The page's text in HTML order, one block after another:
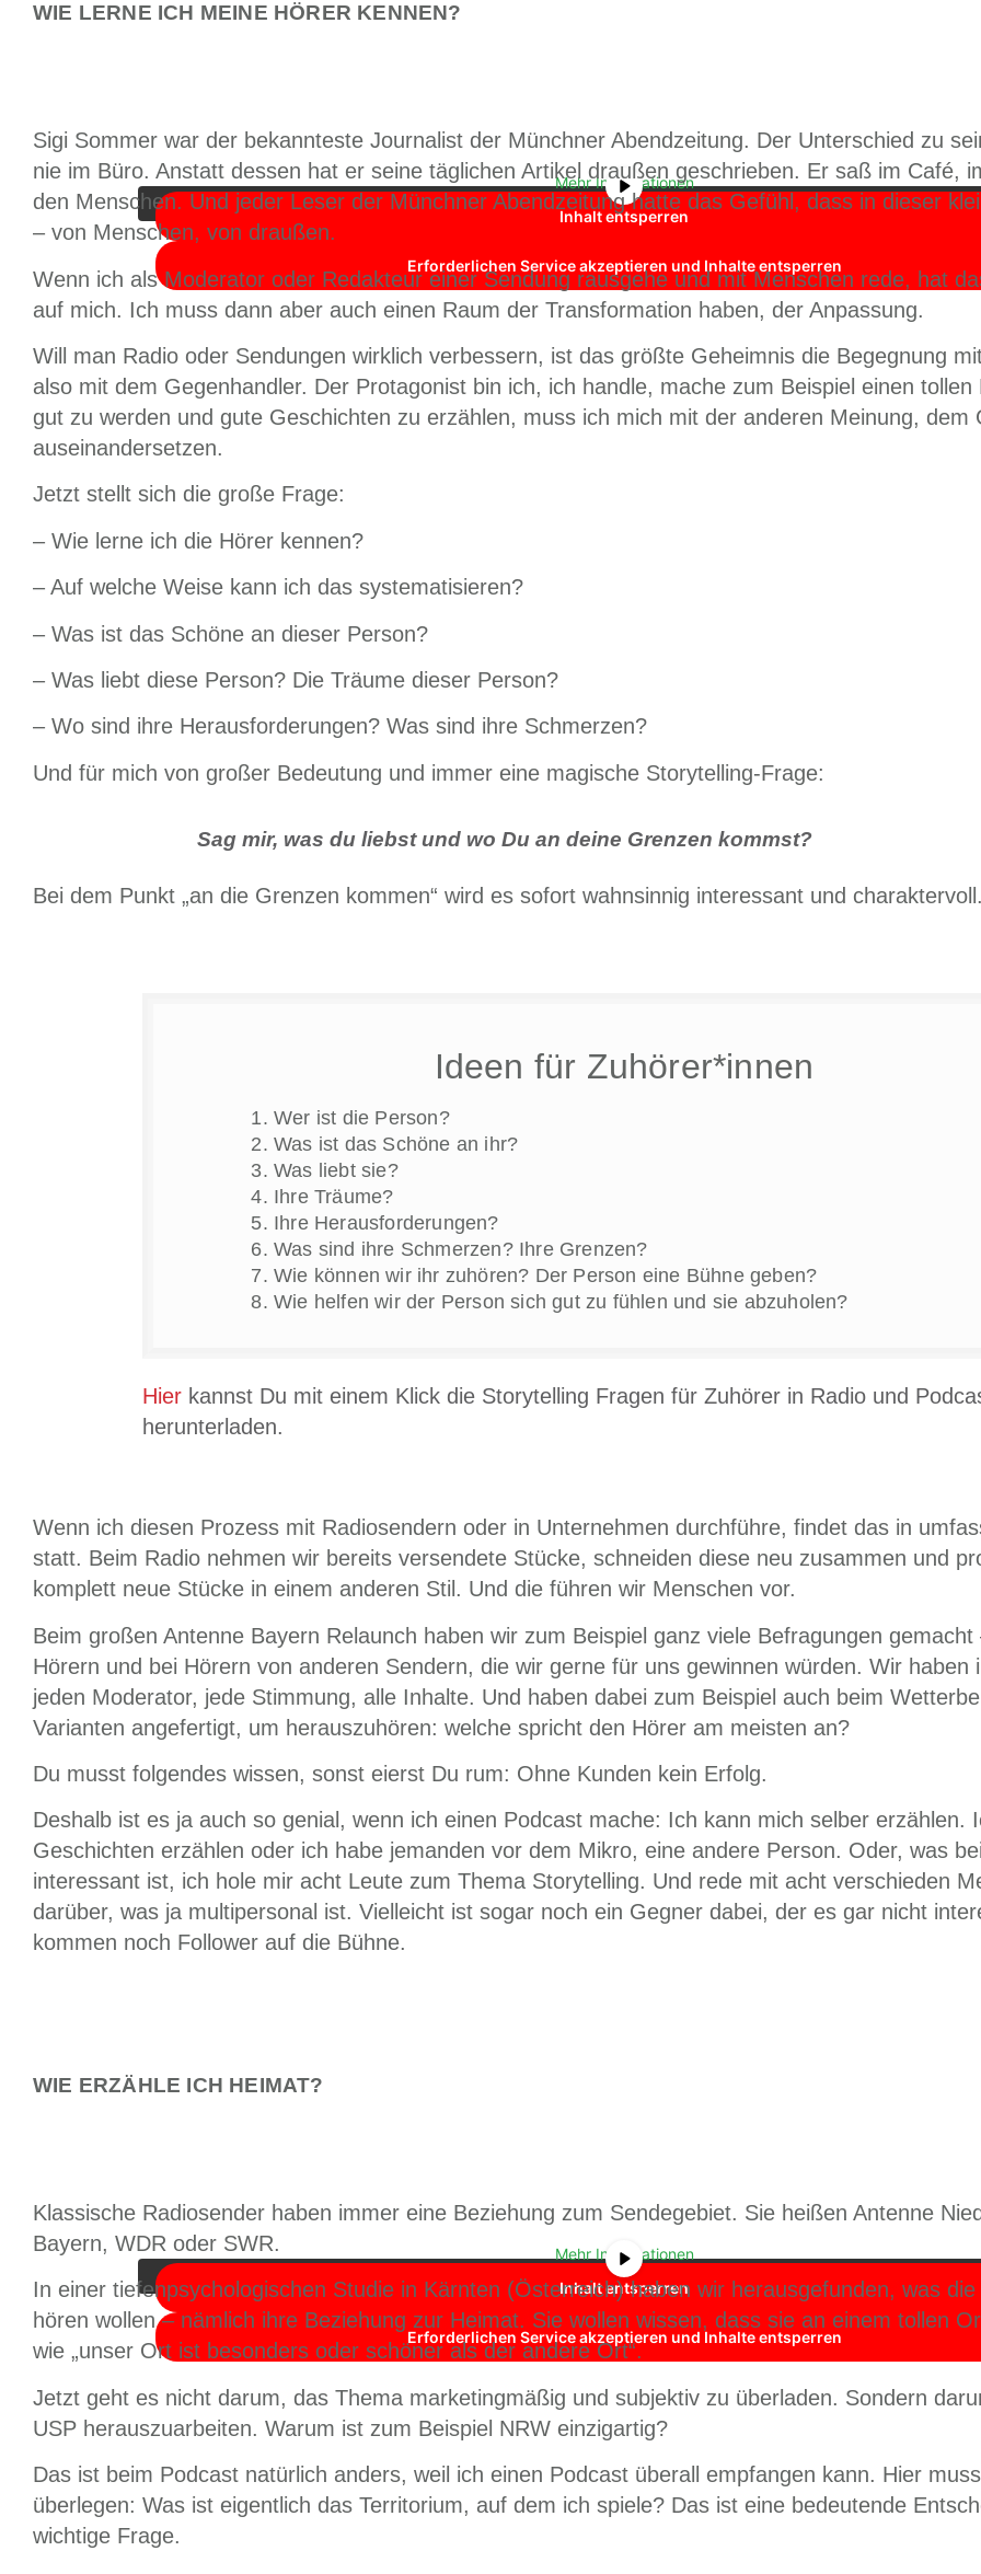
WIE LERNE ICH MEINE HÖRER KENNEN?
Sie sehen gerade einen Platzhalterinhalt von YouTube
. Um auf den eigentlichen Inhalt zuzugreifen, klicken Sie auf
unten. Bitte beachten Sie, dass dabei Daten an Drittanbieter weitergegeben werden.
Mehr Informationen
Inhalt entsperren
Erforderlichen Service akzeptieren und Inhalte entsperren
Sigi Sommer war der bekannteste Journalist der Münchner Abendzeitung. Der Unterschied zu
nie im Büro. Anstatt dessen hat er seine täglichen Artikel draußen geschrieben. Er saß im Café,
den Menschen. Und jeder Leser der Münchner Abendzeitung hatte das Gefühl, dass in dieser
– von Menschen, von draußen.
Wenn ich als Moderator oder Redakteur einer Sendung rausgehe und mit Menschen rede, hat
auf mich. Ich muss dann aber auch einen Raum der Transformation haben, der Anpassung.
Will man Radio oder Sendungen wirklich verbessern, ist das größte Geheimnis die Begegnung
also mit dem Gegenhandler. Der Protagonist bin ich, ich handle, mache zum Beispiel einen
gut zu werden und gute Geschichten zu erzählen, muss ich mich mit der anderen Meinung, dem
auseinandersetzen.
Jetzt stellt sich die große Frage:
– Wie lerne ich die Hörer kennen?
– Auf welche Weise kann ich das systematisieren?
– Was ist das Schöne an dieser Person?
– Was liebt diese Person? Die Träume dieser Person?
– Wo sind ihre Herausforderungen? Was sind ihre Schmerzen?
Und für mich von großer Bedeutung und immer eine magische Storytelling-Frage:
Sag mir, was du liebst und wo Du an deine Grenzen kommst?
Bei dem Punkt „an die Grenzen kommen“ wird es sofort wahnsinnig interessant und
Ideen für Zuhörer*innen
Wer ist die Person?
Was ist das Schöne an ihr?
Was liebt sie?
Ihre Träume?
Ihre Herausforderungen?
Was sind ihre Schmerzen? Ihre Grenzen?
Wie können wir ihr zuhören? Der Person eine Bühne geben?
Wie helfen wir der Person sich gut zu fühlen und sie abzuholen?
Hier kannst Du mit einem Klick die Storytelling Fragen für Zuhörer in Radio und
herunterladen.
Wenn ich diesen Prozess mit Radiosendern oder in Unternehmen durchführe, findet das in
statt. Beim Radio nehmen wir bereits versendete Stücke, schneiden diese neu zusammen und
komplett neue Stücke in einem anderen Stil. Und die führen wir Menschen vor.
Beim großen Antenne Bayern Relaunch haben wir zum Beispiel ganz viele Befragungen
Hörern und bei Hörern von anderen Sendern, die wir gerne für uns gewinnen würden. Wir haben
jeden Moderator, jede Stimmung, alle Inhalte. Und haben dabei zum Beispiel auch beim
Varianten angefertigt, um herauszuhören: welche spricht den Hörer am meisten an?
Du musst folgendes wissen, sonst eierst Du rum: Ohne Kunden kein Erfolg.
Deshalb ist es ja auch so genial, wenn ich einen Podcast mache: Ich kann mich selber erzählen.
Geschichten erzählen oder ich habe jemanden vor dem Mikro, eine andere Person. Oder, was
interessant ist, ich hole mir acht Leute zum Thema Storytelling. Und rede mit acht verschieden
darüber, was ja multipersonal ist. Vielleicht ist sogar noch ein Gegner dabei, der es gar nicht
kommen noch Follower auf die Bühne.
WIE ERZÄHLE ICH HEIMAT?
unten. Bitte beachten Sie, dass dabei Daten an Drittanbieter weitergegeben werden.
Mehr Informationen
Inhalt entsperren
Erforderlichen Service akzeptieren und Inhalte entsperren
Klassische Radiosender haben immer eine Beziehung zum Sendegebiet. Sie heißen Antenne
Bayern, WDR oder SWR.
In einer tiefenpsychologischen Studie in Kärnten (Österreich) haben wir herausgefunden, was
hören wollen – nämlich ihre Beziehung zur Heimat. Sie wollen wissen, dass sie an einem tollen
wie „unser Ort ist besonders oder schöner als der andere Ort“.
Jetzt geht es nicht darum, das Thema marketingmäßig und subjektiv zu überladen. Sondern
USP herauszuarbeiten. Warum ist zum Beispiel NRW einzigartig?
Das ist beim Podcast natürlich anders, weil ich einen Podcast überall empfangen kann. Hier
überlegen: Was ist eigentlich das Territorium, auf dem ich spiele? Das ist eine bedeutende
wichtige Frage.